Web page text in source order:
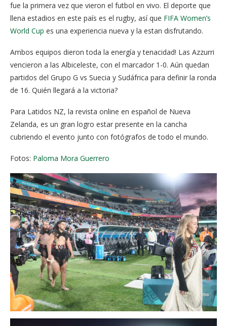
fue la primera vez que vieron el futbol en vivo. El deporte que
llena estadios en este país es el rugby, así que FIFA Women’s
World Cup es una experiencia nueva y la estan disfrutando.
Ambos equipos dieron toda la energía y tenacidad! Las Azzurri
vencieron a las Albiceleste, con el marcador 1-0. Aún quedan
partidos del Grupo G vs Suecia y Sudáfrica para definir la ronda
de 16. Quién llegará a la victoria?
Para Latidos NZ, la revista online en español de Nueva
Zelanda, es un gran logro estar presente en la cancha
cubriendo el evento junto con fotógrafos de todo el mundo.
Fotos: Paloma Mora Guerrero